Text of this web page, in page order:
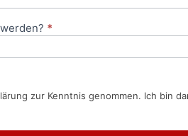
*
zur Kenntnis genommen. Ich bin